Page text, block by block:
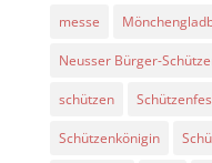
messe
Neusser Bürger-
schützen
Schützenkönigin